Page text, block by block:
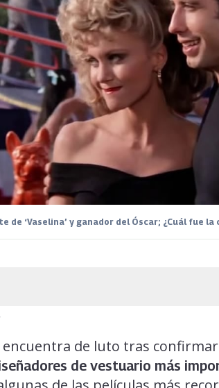
de ‘Vaselina’ y ganador del Óscar; ¿Cuál fue
encuentra de luto tras
de vestuario más